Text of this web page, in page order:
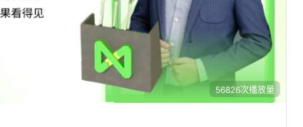
56826次播放量